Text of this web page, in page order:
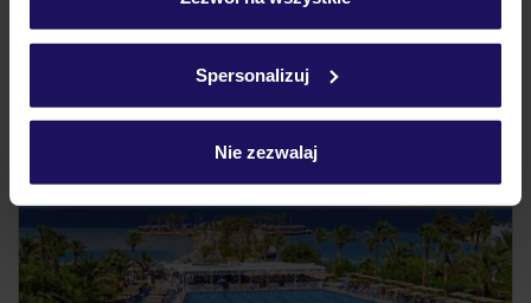
Szczegółowe informacje o plikach cookie znajdziesz
Spersonalizuj
Nie zezwalaj
udogodnienia dla dzieci